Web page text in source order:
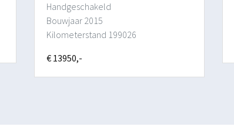
Handgeschakeld
Bouwjaar 2015
Kilometerstand 199026
€ 13950,-